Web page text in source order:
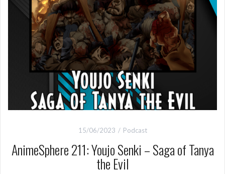
15/06/2023 Podcast
AnimeSphere 211: Youjo Senki – Saga of Tanya
the Evil